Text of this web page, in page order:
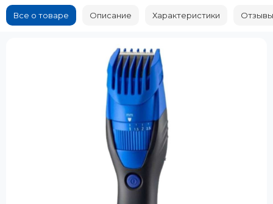
Все о товаре Описание Характеристики